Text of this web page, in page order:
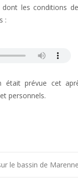
les conditions
:
était prévue cet
personnels.
le bassin de